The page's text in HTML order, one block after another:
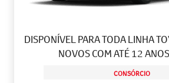
DISPONÍVEL PARA TODA LINHA
NOVOS COM ATÉ 12
CONSÓRCIO